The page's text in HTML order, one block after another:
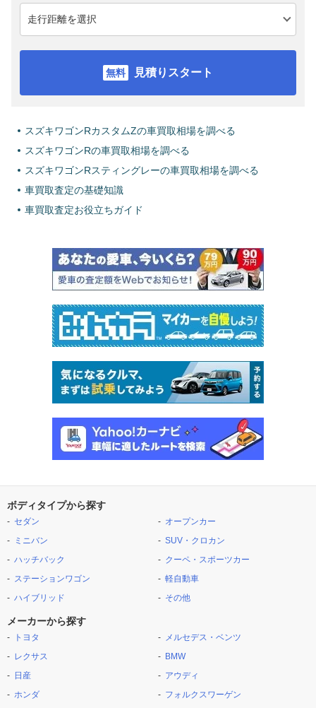
見積りスタート
スズキワゴンRカスタムZの車買取相場を調べる
スズキワゴンRの車買取相場を調べる
スズキワゴンRスティングレーの車買取相場を調べる
車買取査定の基礎知識
車買取査定お役立ちガイド
ボディタイプから探す
セダン
ミニバン
ハッチバック
ステーションワゴン
ハイブリッド
オープンカー
SUV・クロカン
クーペ・スポーツカー
軽自動車
その他
メーカーから探す
トヨタ
レクサス
日産
ホンダ
メルセデス・ベンツ
BMW
アウディ
フォルクスワーゲン